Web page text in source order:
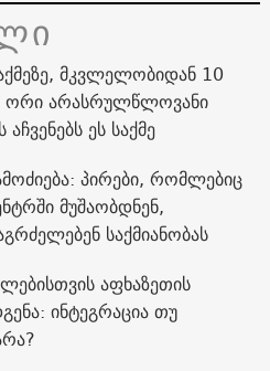
მკვლელობიდან 10
ორი არასრულწლოვანი
ეს საქმე
პირები, რომლებიც
მუშაობდნენ,
საქმიანობას
აფხაზეთის
ინტეგრაცია თუ